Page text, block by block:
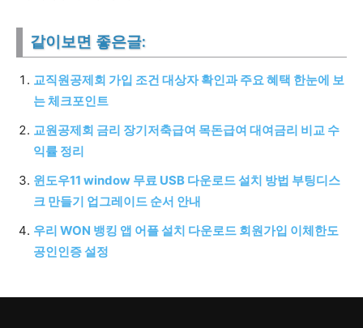
같이보면 좋은글:
교직원공제회 가입 조건 대상자 확인과 주요 혜택 한눈에 보
는 체크포인트
교원공제회 금리 장기저축급여 목돈급여 대여금리 비교 수
익률 정리
윈도우11 window 무료 USB 다운로드 설치 방법 부팅디스
크 만들기 업그레이드 순서 안내
우리 WON 뱅킹 앱 어플 설치 다운로드 회원가입 이체한도
공인인증 설정